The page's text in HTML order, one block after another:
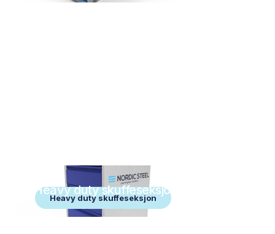
Heavy duty skuffeseksjon
Heavy duty skuffeseksjon